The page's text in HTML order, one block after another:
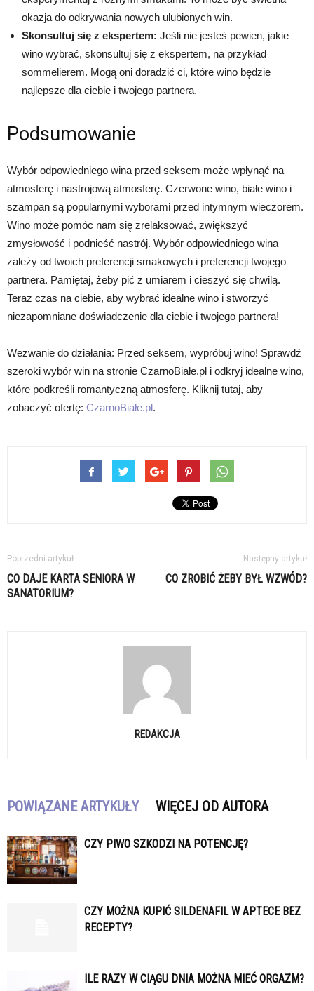
okazja do odkrywania nowych ulubionych win.
Skonsultuj się z ekspertem: Jeśli nie jesteś pewien, jakie
wino wybrać, skonsultuj się z ekspertem, na przykład
sommelierem. Mogą oni doradzić ci, które wino będzie
najlepsze dla ciebie i twojego partnera.
Podsumowanie
Wybór odpowiedniego wina przed seksem może wpłynąć na
atmosferę i nastrojową atmosferę. Czerwone wino, białe wino i
szampan są popularnymi wyborami przed intymnym wieczorem.
Wino może pomóc nam się zrelaksować, zwiększyć
zmysłowość i podnieść nastrój. Wybór odpowiedniego wina
zależy od twoich preferencji smakowych i preferencji twojego
partnera. Pamiętaj, żeby pić z umiarem i cieszyć się chwilą.
Teraz czas na ciebie, aby wybrać idealne wino i stworzyć
niezapomniane doświadczenie dla ciebie i twojego partnera!
Wezwanie do działania: Przed seksem, wypróbuj wino! Sprawdź
szeroki wybór win na stronie CzarnoBiałe.pl i odkryj idealne wino,
które podkreśli romantyczną atmosferę. Kliknij tutaj, aby
zobaczyć ofertę: CzarnoBiałe.pl.
Poprzedni artykuł
CO DAJE KARTA SENIORA W
SANATORIUM?
Następny artykuł
CO ZROBIĆ ŻEBY BYŁ WZWÓD?
REDAKCJA
POWIĄZANE ARTYKUŁY WIĘCEJ OD AUTORA
CZY PIWO SZKODZI NA POTENCJĘ?
CZY MOŻNA KUPIĆ SILDENAFIL W APTECE BEZ
RECEPTY?
ILE RAZY W CIĄGU DNIA MOŻNA MIEĆ ORGAZM?